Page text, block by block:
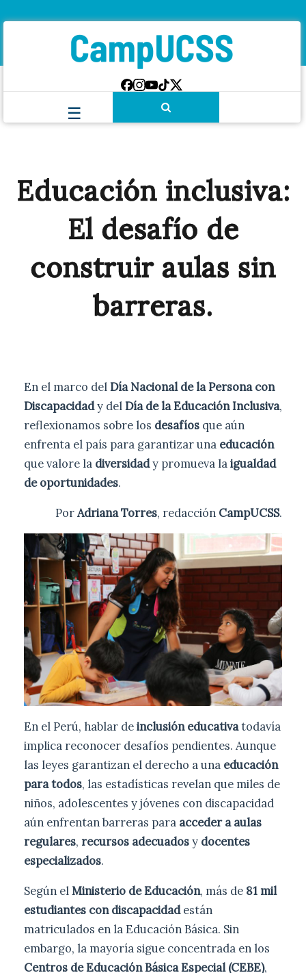
Educación inclusiva:
El desafío de
construir aulas sin
barreras.
En el marco delDía Nacional de la Persona con
Discapacidady delDía de la Educación Inclusiva,
reflexionamos sobre los desafíos que aún
enfrenta el país para garantizar una educación
que valore la diversidady promueva laigualdad
de oportunidades.
PorAdriana Torres, redacción CampUCSS.
En el Perú, hablar deinclusión educativatodavía
implica reconocer desafíos pendientes. Aunque
las leyes garantizan el derecho a una educación
para todos, las estadísticas revelan que miles de
niños, adolescentes y jóvenes con discapacidad
aún enfrentan barreras para acceder a aulas
regulares, recursos adecuadosy docentes
especializados.
Según elMinisterio de Educación, más de 81 mil
estudiantes con discapacidadestán
matriculados en la Educación Básica. Sin
embargo, la mayoría sigue concentrada en los
Centros de Educación Básica Especial (CEBE),